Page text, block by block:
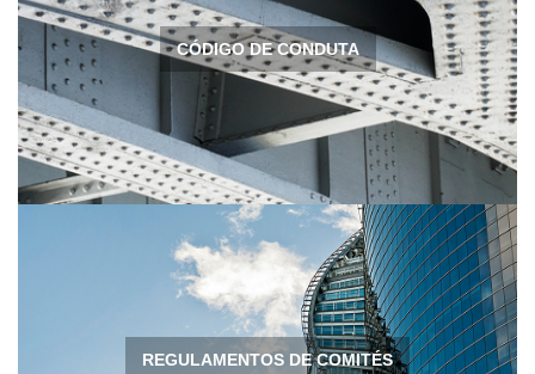
CÓDIGO DE CONDUTA
REGULAMENTOS DE COMITÉS